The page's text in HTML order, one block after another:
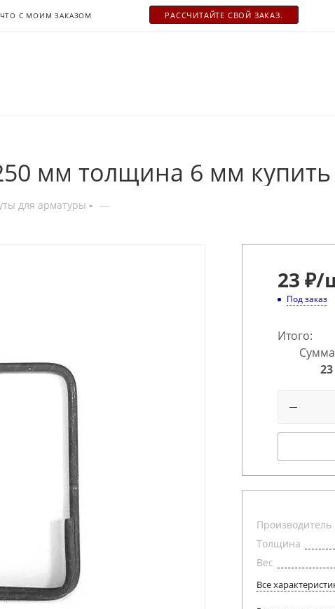
ЧТО С МОИМ ЗАКАЗОМ РАСCЧИТАЙТЕ СВОЙ ЗАКАЗ.
мм толщина 6 мм
для арматуры —
23 ₽/
Под заказ
Итого:
23
Производитель
Толщина
Вес
Все